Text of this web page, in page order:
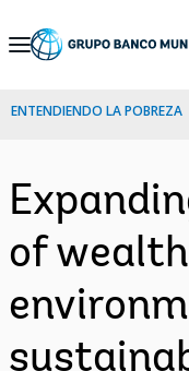
Skip
Navigation
ENTENDIENDO LA POBREZA
of